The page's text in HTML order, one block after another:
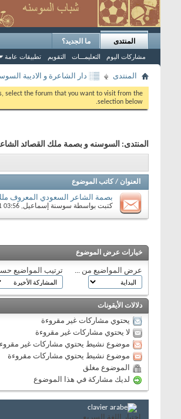
المنتدى
مشاركات اليوم التعليمـــات التقويم تطبيقات عامة
ما الجديد؟
المنتدى ▒░ دار الشاعرة و الاديبة
select the forum that you want to visit from the
selection below.
المنتدى: السوسنه و بصمة ملك القصائد
العنوان / كاتب الموضوع
بصمة الشاعر السعودي المعروف
كتبت بواسطة سوسنة إسماعيل‏, 06-28-2011 03:56 PM
خيارات عرض الموضوع
عرض المواضيع من ... ترتيب المواضيع
دلالات الأيقونات
يحتوي مشاركات غير مقروءة
لا يحتوي مشاركات غير مقروءة
موضوع نشيط يحتوي مشاركات غير
موضوع نشيط يحتوي مشاركات مقروءة
الموضوع مغلق
لديك مشاركة في هذا الموضوع